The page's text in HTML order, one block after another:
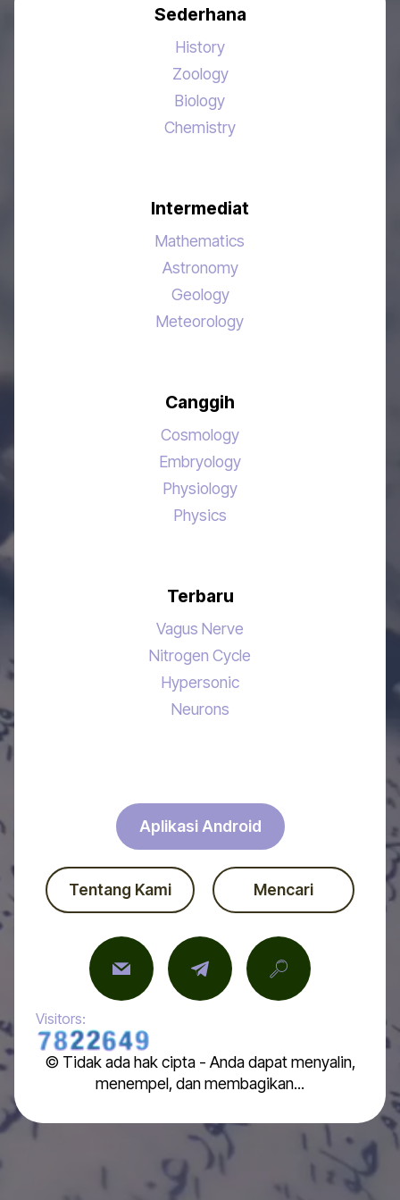
Sederhana
History
Zoology
Biology
Chemistry
Intermediat
Mathematics
Astronomy
Geology
Meteorology
Canggih
Cosmology
Embryology
Physiology
Physics
Terbaru
Vagus Nerve
Nitrogen Cycle
Hypersonic
Neurons
Aplikasi Android
Tentang Kami Mencari
Visitors:
© Tidak ada hak cipta - Anda dapat menyalin,
menempel, dan membagikan...